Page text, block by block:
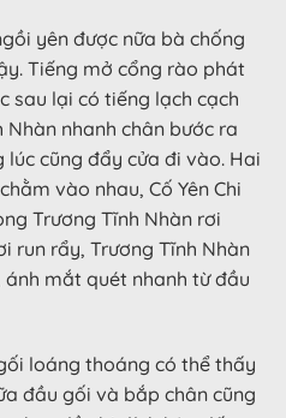
yên được nữa bà chống
Tiếng mở cổng rào phát
sau lại có tiếng lạch cạch
Nhàn nhanh chân bước ra
lúc cũng đẩy cửa đi vào. Hai
vào nhau, Cố Yên Chi
Trương Tĩnh Nhàn rơi
run rẩy, Trương Tĩnh Nhàn
mắt quét nhanh từ đầu
loáng thoáng có thể thấy
đầu gối và bắp chân cũng